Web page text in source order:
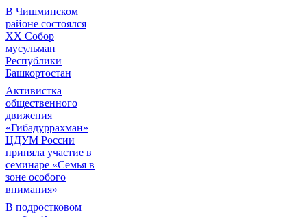
В Чишминском
районе состоялся
XX Собор
мусульман
Республики
Башкортостан
Активистка
общественного
движения
«Гибадуррахман»
ЦДУМ России
приняла участие в
семинаре «Семья в
зоне особого
внимания»
В подростковом